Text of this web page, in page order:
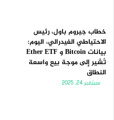
خطاب جيروم باول، رئيس
الاحتياطي الفيدرالي، اليوم:
بيانات Bitcoin و Ether ETF
تُشير إلى موجة بيع واسعة
النطاق
سبتمبر 24, 2025